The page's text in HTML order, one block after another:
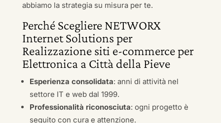
abbiamo la strategia su misura per te.
Perché Scegliere NETWORX
Internet Solutions per
Realizzazione siti e-commerce per
Elettronica a Città della Pieve
Esperienza consolidata: anni di attività nel
settore IT e web dal 1999.
Professionalità riconosciuta: ogni progetto è
seguito con cura e attenzione.